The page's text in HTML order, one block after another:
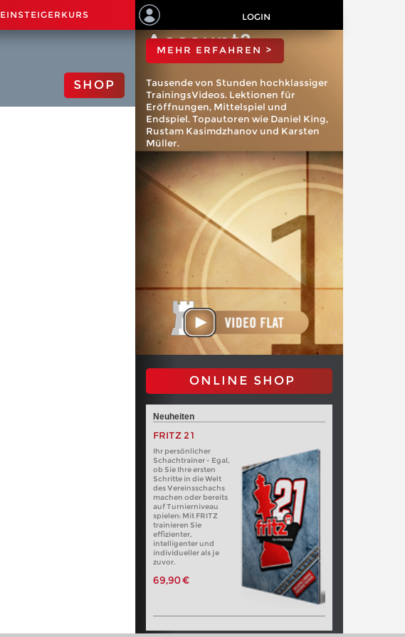
EINSTEIGERKURS LOGIN
SHOP
ChessBase
Account?
MEHR ERFAHREN >
Tausende von Stunden hochklassiger
TrainingsVideos. Lektionen für
Eröffnungen, Mittelspiel und
Endspiel. Topautoren wie Daniel King,
Rustam Kasimdzhanov und Karsten
Müller.
ONLINE SHOP
Neuheiten
FRITZ 21
Ihr persönlicher
Schachtrainer - Egal,
ob Sie Ihre ersten
Schritte in die Welt
des Vereinsschachs
machen oder bereits
auf Turnierniveau
spielen: Mit FRITZ
trainieren Sie
effizienter,
intelligenter und
individueller als je
zuvor.
69,90 €